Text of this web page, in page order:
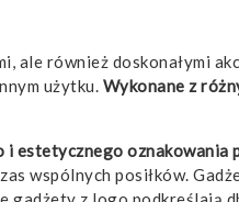
ale również doskonałymi
użytku. Wykonane z
i estetycznego oznakowania
wspólnych posiłków.